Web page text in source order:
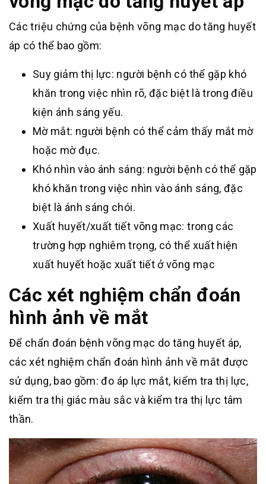
Các triệu chứng của bệnh võng mạc do tăng huyết
áp có thể bao gồm:
Suy giảm thị lực: người bệnh có thể gặp khó
khăn trong việc nhìn rõ, đặc biệt là trong điều
kiện ánh sáng yếu.
Mờ mắt: người bệnh có thể cảm thấy mắt mờ
hoặc mờ đục.
Khó nhìn vào ánh sáng: người bệnh có thể gặp
khó khăn trong việc nhìn vào ánh sáng, đặc
biệt là ánh sáng chói.
Xuất huyết/xuất tiết võng mạc: trong các
trường hợp nghiêm trọng, có thể xuất hiện
xuất huyết hoặc xuất tiết ở võng mạc
Các xét nghiệm chẩn đoán
hình ảnh về mắt
Để chẩn đoán bệnh võng mạc do tăng huyết áp,
các xét nghiệm chẩn đoán hình ảnh về mắt được
sử dụng, bao gồm: đo áp lực mắt, kiểm tra thị lực,
kiểm tra thị giác màu sắc và kiểm tra thị lực tâm
thần.